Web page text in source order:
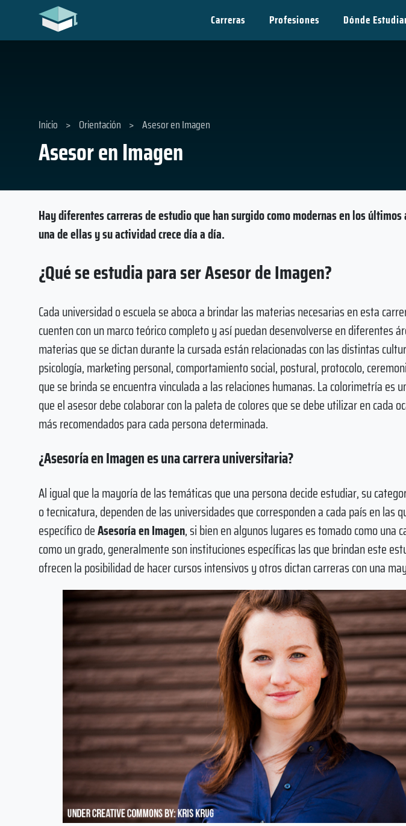
Carreras Profesiones Dónde
Asesor en Imagen
Inicio > Orientación > Asesor en Imagen
Hay diferentes carreras de estudio que han surgido como modernas en los últimos
una de ellas y su actividad crece día a día.
¿Qué se estudia para ser Asesor de Imagen?
Cada universidad o escuela se aboca a brindar las materias necesarias en esta
cuenten con un marco teórico completo y así puedan desenvolverse en diferentes
materias que se dictan durante la cursada están relacionadas con las distintas
psicología, marketing personal, comportamiento social, postural, protocolo,
que se brinda se encuentra vinculada a las relaciones humanas. La colorimetría es
que el asesor debe colaborar con la paleta de colores que se debe utilizar en cada
más recomendados para cada persona determinada.
¿Asesoría en Imagen es una carrera universitaria?
Al igual que la mayoría de las temáticas que una persona decide estudiar, su
o tecnicatura, dependen de las universidades que corresponden a cada país en las
específico deAsesoría en Imagen, si bien en algunos lugares es tomado como una
como un grado, generalmente son instituciones específicas las que brindan este
ofrecen la posibilidad de hacer cursos intensivos y otros dictan carreras con una